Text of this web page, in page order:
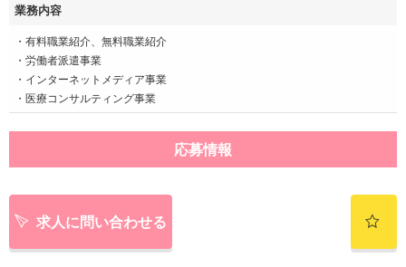
業務内容
・有料職業紹介、無料職業紹介
・労働者派遣事業
・インターネットメディア事業
・医療コンサルティング事業
応募情報
求人に問い合わせる